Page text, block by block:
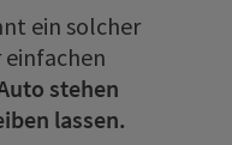
ein solcher
stehen
lassen.